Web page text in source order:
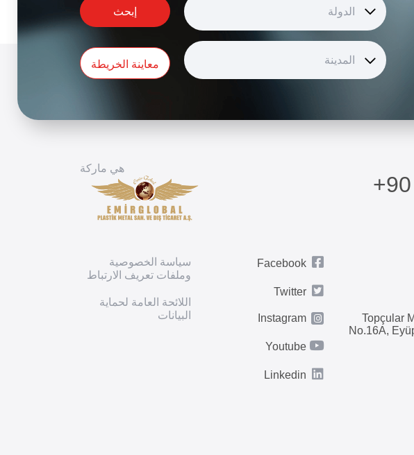
الدولة إبحث
المدينة معاينة الخريطة
هي ماركة
Topçular
No.16A,
Facebook
Twitter
Instagram
Youtube
Linkedin
سياسة الخصوصية
وملفات تعريف الارتباط
اللائحة العامة لحماية
البيانات